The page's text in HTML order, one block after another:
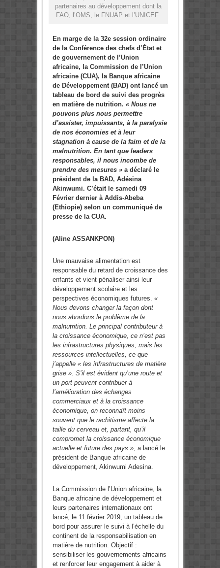
partenaires au développement dont la
FAO, l’OMS, le FNUAP et l’UNICEF.
En marge de la 32e session ordinaire
de la Conférence des chefs d’État et
de gouvernement de l’Union
africaine, la Commission de l’Union
africaine (CUA), la Banque africaine
de Développement (BAD) ont lancé un
tableau de bord de suivi des progrès
en matière de nutrition. « Nous ne
pouvons plus nous permettre
d’assister, impuissants, à la paralysie
de nos économies et à leur
stagnation à cause de la faim et de la
malnutrition. En tant que leaders
responsables, il nous incombe de
prendre des mesures »a déclaré le
président de la BAD, Adésina
Akinwumi. C’était le samedi 09
Février dernier à Addis-Abeba
(Ethiopie) selon un communiqué de
presse de la CUA.
(Aline ASSANKPON)
Une mauvaise alimentation est
responsable du retard de croissance des
enfants et vient pénaliser ainsi leur
développement scolaire et les
perspectives économiques futures. «
Nous devons changer la façon dont
nous abordons le problème de la
malnutrition. Le principal contributeur à
la croissance économique, ce n’est pas
les infrastructures physiques, mais les
ressources intellectuelles, ce que
j’appelle « les infrastructures de matière
grise ». S’il est évident qu’une route et
un port peuvent contribuer à
l’amélioration des échanges
commerciaux et à la croissance
économique, on reconnaît moins
souvent que le rachitisme affecte la
taille du cerveau et, partant, qu’il
compromet la croissance économique
actuelle et future des pays », a lancé le
président de Banque africaine de
développement, Akinwumi Adesina.
La Commission de l’Union africaine, la
Banque africaine de développement et
leurs partenaires internationaux ont
lancé, le 11 février 2019, un tableau de
bord pour assurer le suivi à l’échelle du
continent de la responsabilisation en
matière de nutrition. Objectif :
sensibiliser les gouvernements africains
et renforcer leur engagement à aider à